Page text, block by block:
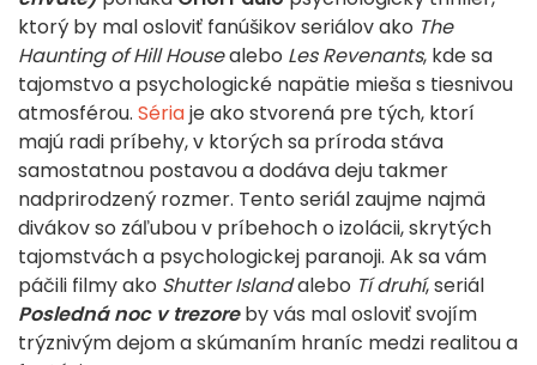
ktorý by mal osloviť fanúšikov seriálov ako The
Haunting of Hill Housealebo Les Revenants, kde sa
tajomstvo a psychologické napätie mieša s tiesnivou
atmosférou. Sériaje ako stvorená pre tých, ktorí
majú radi príbehy, v ktorých sa príroda stáva
samostatnou postavou a dodáva deju takmer
nadprirodzený rozmer. Tento seriál zaujme najmä
divákov so záľubou v príbehoch o izolácii, skrytých
tajomstvách a psychologickej paranoji. Ak sa vám
páčili filmy ako Shutter Islandalebo Tí druhí, seriál
Posledná noc v trezoreby vás mal osloviť svojím
trýznivým dejom a skúmaním hraníc medzi realitou a